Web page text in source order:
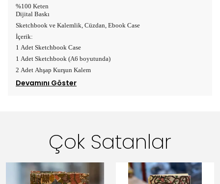
%100 Keten
Dijital Baskı
Sketchbook ve Kalemlik, Cüzdan, Ebook Case
İçerik:
1 Adet Sketchbook Case
1 Adet Sketchbook (A6 boyutunda)
2 Adet Ahşap Kurşun Kalem
Devamını Göster
Çok Satanlar